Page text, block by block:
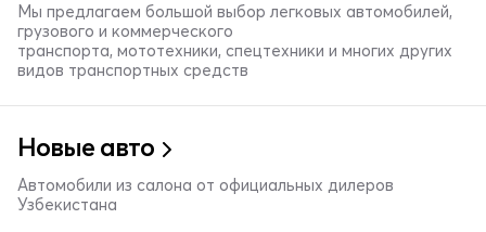
Мы предлагаем большой выбор легковых автомобилей,
грузового и коммерческого
транспорта, мототехники, спецтехники и многих других
видов транспортных средств
Новые авто
Автомобили из салона от официальных дилеров
Узбекистана